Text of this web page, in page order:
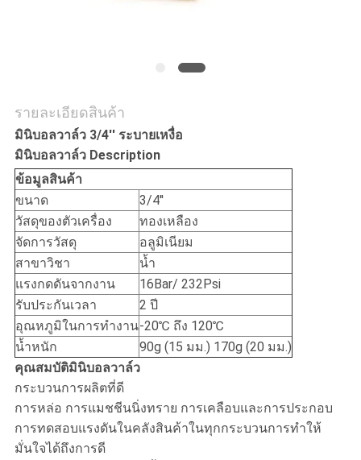
แผนผัง
เว็บไซต์
PRIVACY
POLICY
รายละเอียดสินค้า
มินิบอลวาล์ว 3/4'' ระบายเหงื่อ
มินิบอลวาล์ว Description
ข้อมูลสินค้า
ขนาด
3/4''
วัสดุของตัวเครื่อง
ทองเหลือง
จัดการวัสดุ
อลูมิเนียม
สาขาวิชา
น้ำ
แรงกดดันจากงาน
16Bar/ 232Psi
รับประกันเวลา
2 ปี
อุณหภูมิในการทำงาน-20℃ ถึง 120℃
น้ำหนัก
90g (15 มม.) 170g (20 มม.)
คุณสมบัติมินิบอลวาล์ว
กระบวนการผลิตที่ดี
การหล่อ การแมชชีนนิ่งทราย การเคลือบและการประกอบ
การทดสอบแรงดันในคลังสินค้าในทุกกระบวนการทำให้
มั่นใจได้ถึงการดี